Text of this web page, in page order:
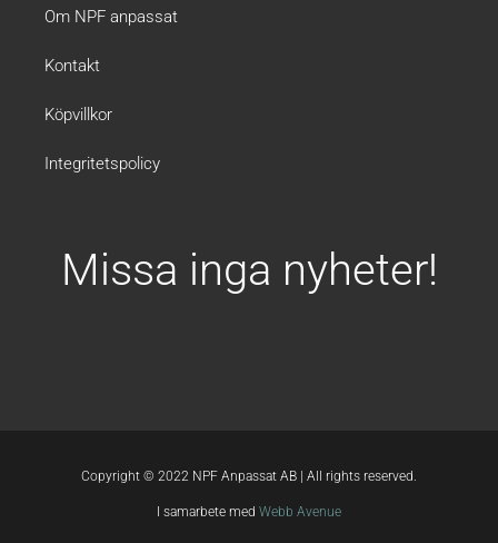
Om NPF anpassat
Kontakt
Köpvillkor
Integritetspolicy
Missa inga nyheter!
Copyright © 2022 NPF Anpassat AB | All rights reserved.
I samarbete med Webb Avenue